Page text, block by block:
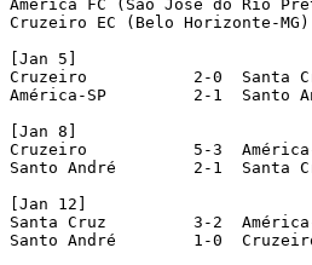
América FC (São José do Rio
Cruzeiro EC (Belo Horizonte-
[Jan 5]
Cruzeiro           2-0  Santa
América-SP         2-1  Santo
[Jan 8]
Cruzeiro           5-3  América-
Santo André        2-1  Santa
[Jan 12]
Santa Cruz         3-2
Santo André        1-0